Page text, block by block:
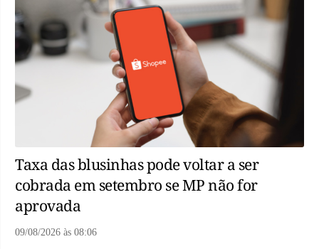
Taxa das blusinhas pode voltar a ser
cobrada em setembro se MP não for
aprovada
09/08/2026 às 08:06